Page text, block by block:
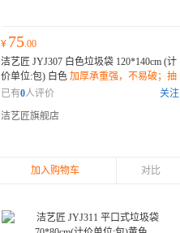
¥ 75.00
洁艺匠 JYJ307 白色垃圾袋 120*140cm (计
价单位:包) 白色 加厚承重强，不易破；抽
绳封口设计，密封防漏；环保材质，降解
已有0人评价
关注
洁艺匠旗舰店
加入购物车 对比